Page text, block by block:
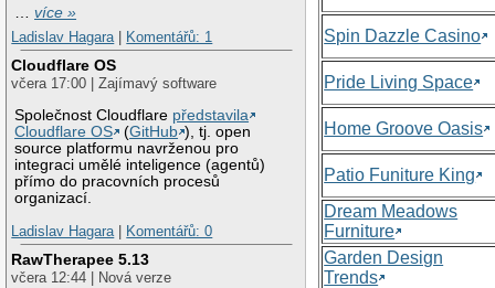
…více »
Ladislav Hagara
Komentářů: 1
Cloudflare OS
včera 17:00 | Zajímavý software
Společnost Cloudflare představila
Cloudflare OS
(GitHub ), tj. open
source platformu navrženou pro
integraci umělé inteligence (agentů)
přímo do pracovních procesů
organizací.
Ladislav Hagara
Komentářů: 0
RawTherapee 5.13
včera 12:44 | Nová verze
Spin Dazzle Casino
Pride Living Space
Home Groove Oasis
Patio Funiture King
Dream Meadows
Furniture
Garden Design
Trends